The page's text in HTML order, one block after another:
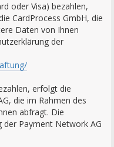
oder Visa) bezahlen,
CardProcess GmbH, die
Daten von Ihnen
der
erfolgt die
die im Rahmen des
abfragt. Die
der Payment Network AG